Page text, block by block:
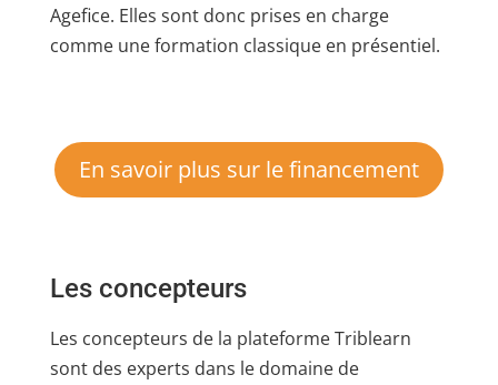
Agefice. Elles sont donc prises en charge
comme une formation classique en présentiel.
En savoir plus sur le financement
Les concepteurs
Les concepteurs de la plateforme Triblearn
sont des experts dans le domaine de